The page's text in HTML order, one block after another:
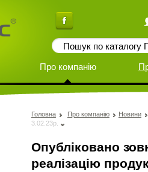
Про компанію
Головна Про компанію
Новини
3.02.23р.
Опубліковано
реалізацію